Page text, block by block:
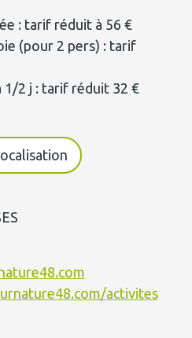
: tarif réduit à 56 €
(pour 2 pers) : tarif
1/2 j : tarif réduit 32 €
activites